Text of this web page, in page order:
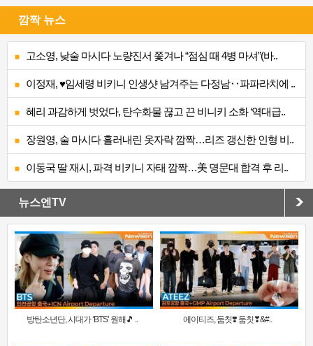
깜짝 뉴스
고소영, 낮술 마시다 노량진서 쫓겨나 “점심 때 4병 마셔”(바..
이정재, ♥임세령 비키니 인생샷 남겨주는 다정남‥파파라치에 ..
혜리 과감하게 벗었다, 탄수화물 끊고 끈 비니키 소화 ‘역대급..
장원영, 술 마시다 흘러내린 옷자락 깜짝…리즈 갱신한 인형 비..
이동국 딸 재시, 파격 비키니 자태 깜짝…美 명문대 합격 후 리..
뉴스엔TV
방탄소년단, 시대가 ‘BTS’ 원해🎵 .. 에이티즈, 둠칫❣️ 둠칫❣&#..